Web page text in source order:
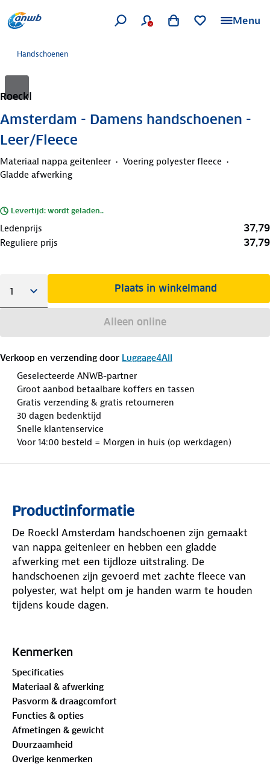
Menu
Handschoenen
Roeckl
Amsterdam - Damens handschoenen -
Leer/Fleece
Materiaal nappa geitenleer
Voering polyester fleece
Gladde afwerking
Levertijd: wordt geladen..
Ledenprijs 37,79
Reguliere prijs 37,79
Plaats in winkelmand
Alleen online
Verkoop en verzending door Luggage4All
Geselecteerde ANWB-partner
Groot aanbod betaalbare koffers en tassen
Gratis verzending & gratis retourneren
30 dagen bedenktijd
Snelle klantenservice
Voor 14:00 besteld = Morgen in huis (op werkdagen)
Productinformatie
De Roeckl Amsterdam handschoenen zijn gemaakt
van nappa geitenleer en hebben een gladde
afwerking met een tijdloze uitstraling. De
handschoenen zijn gevoerd met zachte fleece van
polyester, wat helpt om je handen warm te houden
tijdens koude dagen.
juiste maat te kiezen en retouren te voorkomen.
Kenmerken:
Materiaal nappa geitenleer
Voering polyester fleece
Kenmerken
Specificaties
Materiaal & afwerking
Pasvorm & draagcomfort
Functies & opties
Afmetingen & gewicht
Duurzaamheid
Overige kenmerken